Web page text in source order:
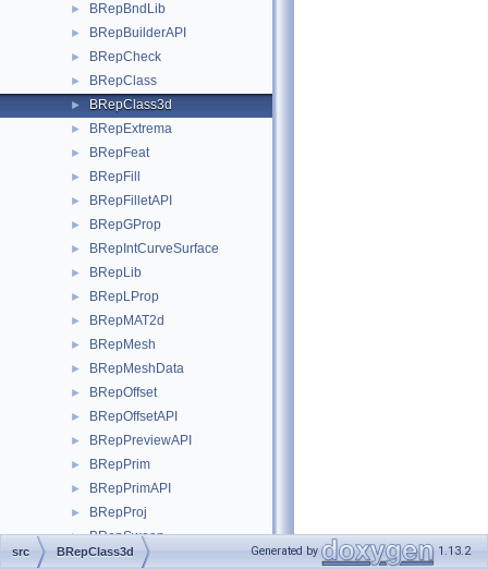
► BRepBndLib
► BRepBuilderAPI
► BRepCheck
► BRepClass
► BRepClass3d
► BRepExtrema
► BRepFeat
► BRepFill
► BRepFilletAPI
► BRepGProp
► BRepIntCurveSurface
► BRepLib
► BRepLProp
► BRepMAT2d
► BRepMesh
► BRepMeshData
► BRepOffset
► BRepOffsetAPI
► BRepPreviewAPI
► BRepPrim
► BRepPrimAPI
► BRepProj
► BRepSweep
► BRepTest
src BRepClass3d Generated by 1.13.2